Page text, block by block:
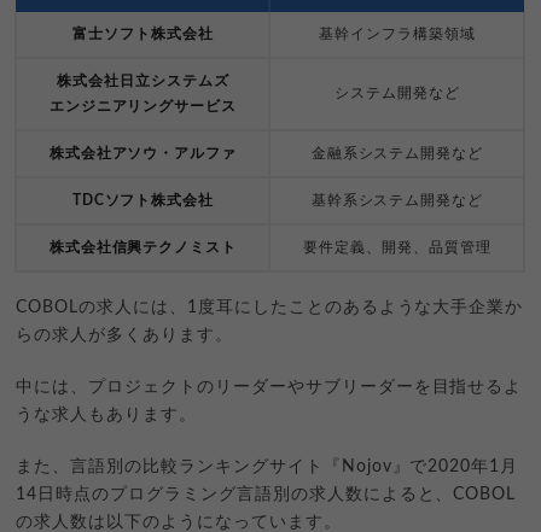
富士ソフト株式会社 基幹インフラ構築領域
株式会社日立システムズ
エンジニアリングサービス
システム開発など
株式会社アソウ・アルファ 金融系システム開発など
TDCソフト株式会社 基幹系システム開発など
株式会社信興テクノミスト 要件定義、開発、品質管理
COBOLの求人には、1度耳にしたことのあるような大手企業か
らの求人が多くあります。
中には、プロジェクトのリーダーやサブリーダーを目指せるよ
うな求人もあります。
また、言語別の比較ランキングサイト『Nojov』で2020年1月
14日時点のプログラミング言語別の求人数によると、COBOL
の求人数は以下のようになっています。